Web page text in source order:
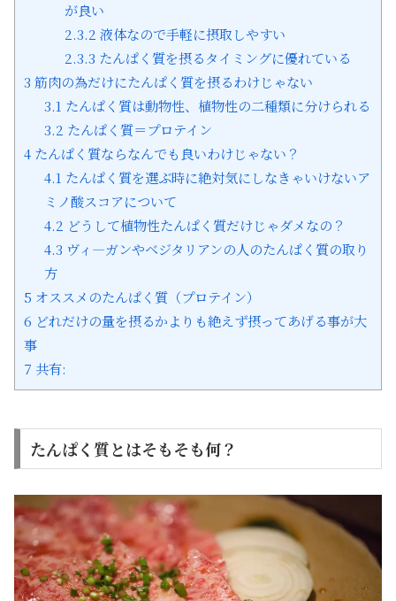
が良い
2.3.2 液体なので手軽に摂取しやすい
2.3.3 たんぱく質を摂るタイミングに優れている
3 筋肉の為だけにたんぱく質を摂るわけじゃない
3.1 たんぱく質は動物性、植物性の二種類に分けられる
3.2 たんぱく質＝プロテイン
4 たんぱく質ならなんでも良いわけじゃない？
4.1 たんぱく質を選ぶ時に絶対気にしなきゃいけないア
ミノ酸スコアについて
4.2 どうして植物性たんぱく質だけじゃダメなの？
4.3 ヴィ―ガンやベジタリアンの人のたんぱく質の取り
方
5 オススメのたんぱく質（プロテイン）
6 どれだけの量を摂るかよりも絶えず摂ってあげる事が大
事
7 共有:
たんぱく質とはそもそも何？